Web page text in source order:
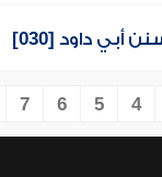
أبي داود [030]
4
5
6
7